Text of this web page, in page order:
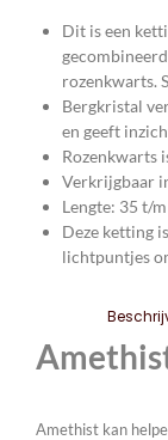
Dit is een
rozenkwarts.
Bergkristal
en geeft
Rozenkwarts
Verkrijgbaar
Lengte: 35 t/
Deze ketting
lichtpuntjes
Amethist kan